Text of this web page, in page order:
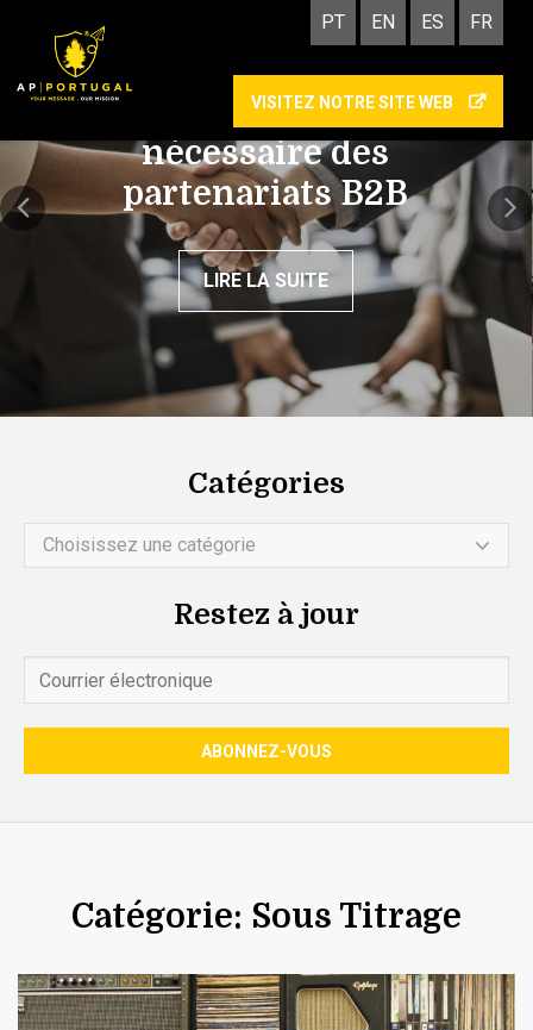
PT EN ES FR
VISITEZ NOTRE SITE WEB
La confiance, pilier
nécessaire des
partenariats B2B
LIRE LA SUITE
Catégories
Choisissez une catégorie
Restez à jour
Catégorie: Sous Titrage